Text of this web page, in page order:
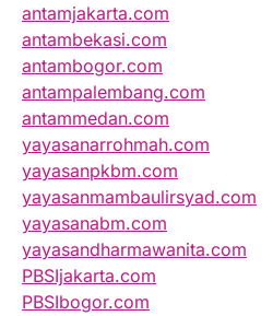
antamjakarta.com
antambekasi.com
antambogor.com
antampalembang.com
antammedan.com
yayasanarrohmah.com
yayasanpkbm.com
yayasanmambaulirsyad.com
yayasanabm.com
yayasandharmawanita.com
PBSIjakarta.com
PBSIbogor.com